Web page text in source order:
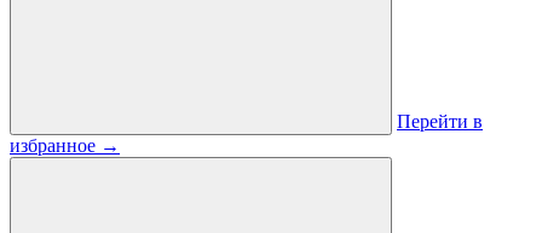
Перейти в
избранное →